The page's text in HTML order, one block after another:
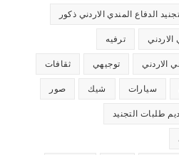
تجنيد الدفاع المندي الاردني ذكور
ترفيه
الاردني توجيهي ثقافات
سيارات شيك صور
طلبات التجنيد